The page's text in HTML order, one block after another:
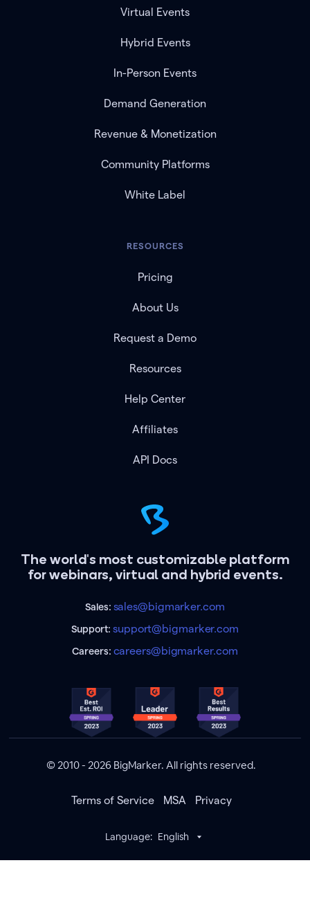
The world's most customizable platform
for webinars, virtual and hybrid events.
Sales: sales@bigmarker.com
Support:support@bigmarker.com
Careers: careers@bigmarker.com
Virtual Events
Hybrid Events
In-Person Events
Demand Generation
Revenue & Monetization
Community Platforms
White Label
RESOURCES
Pricing
About Us
Request a Demo
Resources
Help Center
Affiliates
API Docs
© 2010 - 2026 BigMarker. All rights reserved.
Terms of Service MSA Privacy
Language: English